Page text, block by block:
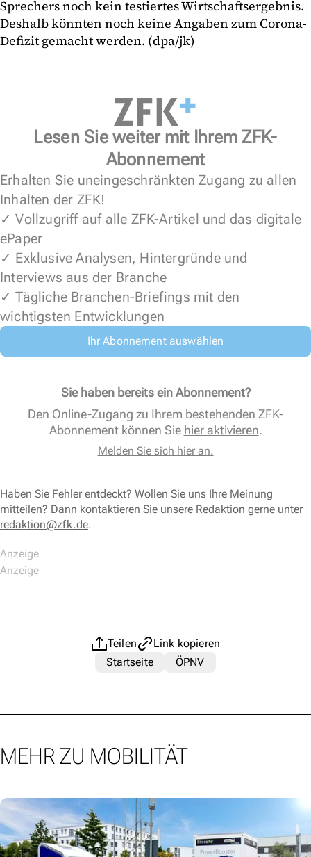
Sprechers noch kein testiertes Wirtschaftsergebnis.
Deshalb könnten noch keine Angaben zum Corona-
Defizit gemacht werden. (dpa/jk)
Lesen Sie weiter mit Ihrem ZFK-
Abonnement
Erhalten Sie uneingeschränkten Zugang zu allen
Inhalten der ZFK!
✓ Vollzugriff auf alle ZFK-Artikel und das digitale
ePaper
✓ Exklusive Analysen, Hintergründe und
Interviews aus der Branche
✓ Tägliche Branchen-Briefings mit den
wichtigsten Entwicklungen
Ihr Abonnement auswählen
Sie haben bereits ein Abonnement?
Den Online-Zugang zu Ihrem bestehenden ZFK-
Abonnement können Sie hier aktivieren.
Melden Sie sich hier an.
Haben Sie Fehler entdeckt? Wollen Sie uns Ihre Meinung
mitteilen? Dann kontaktieren Sie unsere Redaktion gerne unter
redaktion@zfk.de.
Teilen
Link kopieren
Startseite
ÖPNV
MEHR ZU MOBILITÄT